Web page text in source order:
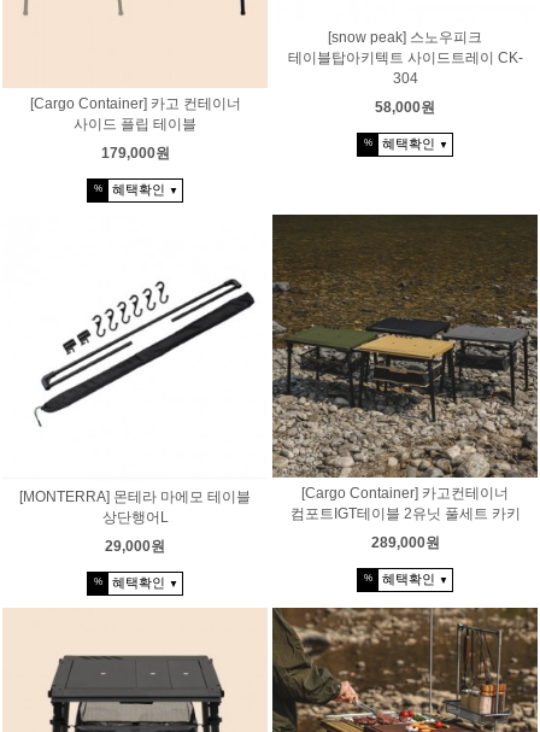
[Cargo Container] 카고 컨테이너
사이드 플립 테이블
179,000원
% 혜택확인 ▼
[snow peak] 스노우피크
테이블탑아키텍트 사이드트레이 CK-
304
58,000원
% 혜택확인 ▼
[MONTERRA] 몬테라 마에모 테이블
상단행어L
29,000원
% 혜택확인 ▼
[Cargo Container] 카고컨테이너
컴포트IGT테이블 2유닛 풀세트 카키
289,000원
% 혜택확인 ▼